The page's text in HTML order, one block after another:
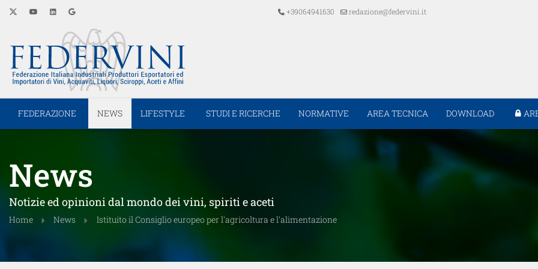
+39064941630 redazione@federvini.it
FEDERAZIONE NEWS LIFESTYLE STUDI E RICERCHE NORMATIVE AREA TECNICA DOWNLOAD
News
Notizie ed opinioni dal mondo dei vini, spiriti e aceti
Home News Istituito il Consiglio europeo per l'agricoltura e l'alimentazione